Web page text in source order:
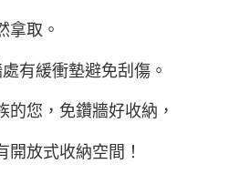
拿取。
有緩衝墊避免刮傷。
的您，免鑽牆好收納，
開放式收納空間！